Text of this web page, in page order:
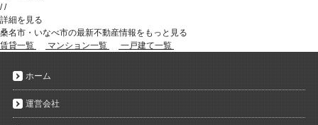
//
詳細を見る
桑名市・いなべ市の最新不動産情報をもっと見る
賃貸一覧
マンション一覧 一戸建て一覧
ホーム
運営会社